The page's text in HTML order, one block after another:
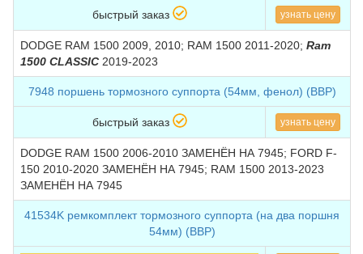
быстрый заказ узнать цену
DODGE RAM 1500 2009, 2010; RAM 1500 2011-2020; Ram
1500 CLASSIC 2019-2023
7948 поршень тормозного суппорта (54мм, фенол) (BBP)
быстрый заказ узнать цену
DODGE RAM 1500 2006-2010 ЗАМЕНЁН НА 7945; FORD F-
150 2010-2020 ЗАМЕНЁН НА 7945; RAM 1500 2013-2023
ЗАМЕНЁН НА 7945
41534K ремкомплект тормозного суппорта (на два поршня
54мм) (BBP)